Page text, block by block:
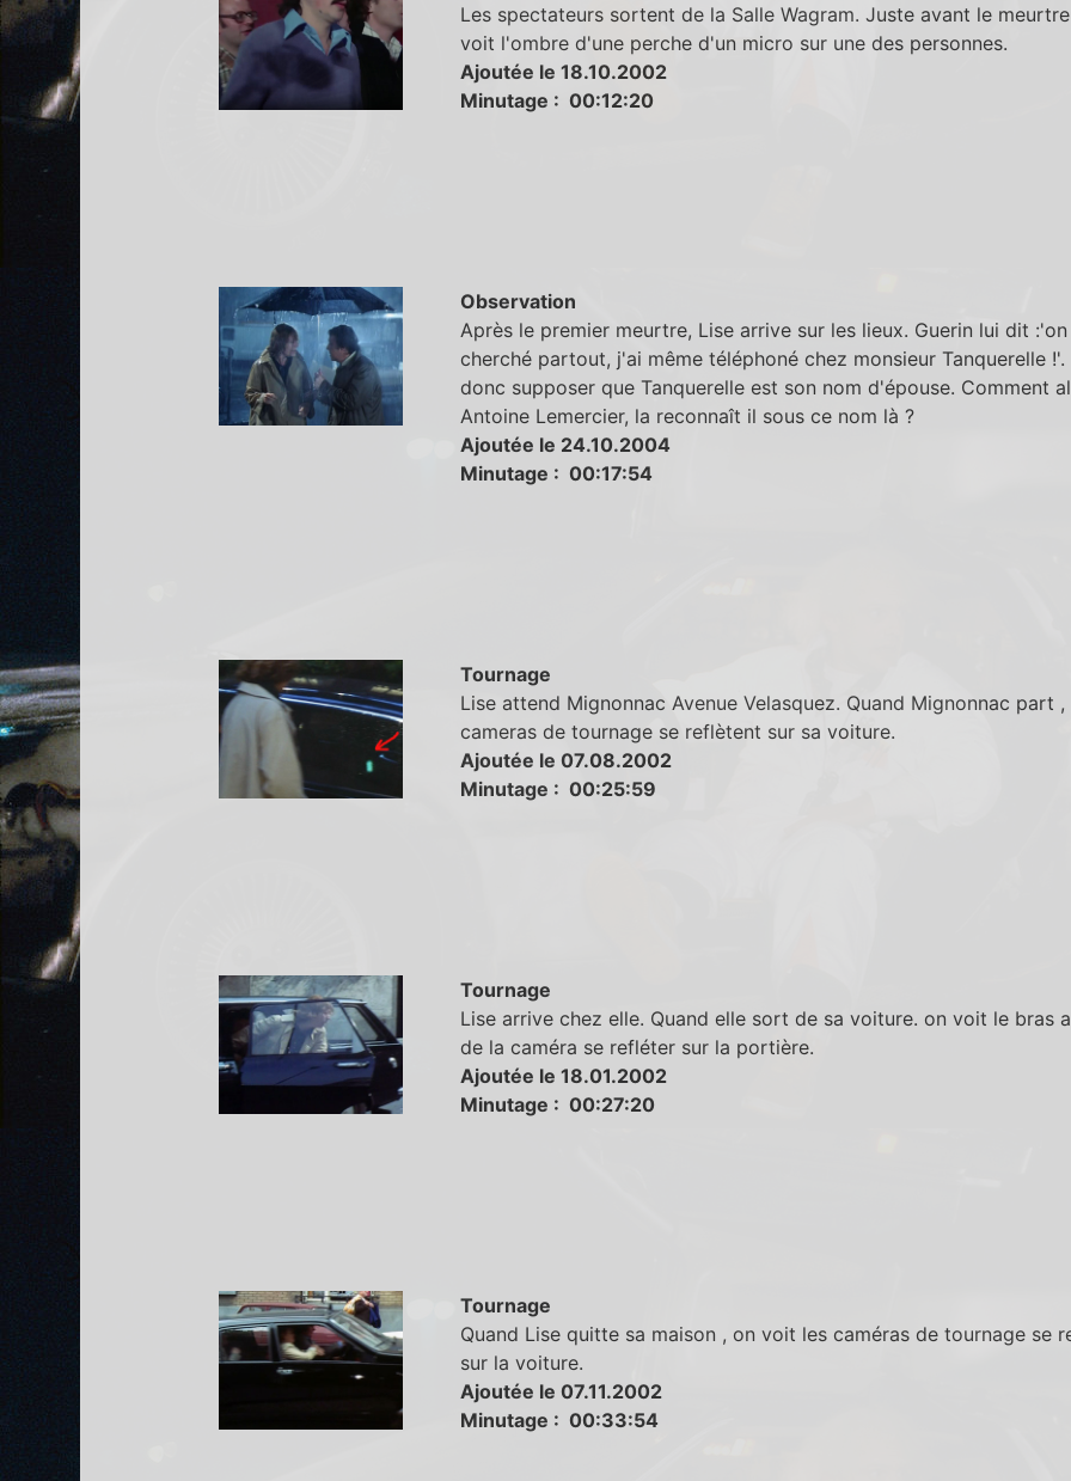
Les spectateurs sortent de la Salle Wagram. Juste avant le
voit l'ombre d'une perche d'un micro sur une des personnes.
Ajoutée le 18.10.2002
Minutage : 00:12:20
Observation
Après le premier meurtre, Lise arrive sur les lieux. Guerin lui dit
cherché partout, j'ai même téléphoné chez monsieur Tanquerelle !'.
donc supposer que Tanquerelle est son nom d'épouse. Comment
Antoine Lemercier, la reconnaît il sous ce nom là ?
Ajoutée le 24.10.2004
Minutage : 00:17:54
Tournage
Lise attend Mignonnac Avenue Velasquez. Quand Mignonnac part ,
cameras de tournage se reflètent sur sa voiture.
Ajoutée le 07.08.2002
Minutage : 00:25:59
Tournage
Lise arrive chez elle. Quand elle sort de sa voiture. on voit le bras
de la caméra se refléter sur la portière.
Ajoutée le 18.01.2002
Minutage : 00:27:20
Tournage
Quand Lise quitte sa maison , on voit les caméras de tournage se
sur la voiture.
Ajoutée le 07.11.2002
Minutage : 00:33:54